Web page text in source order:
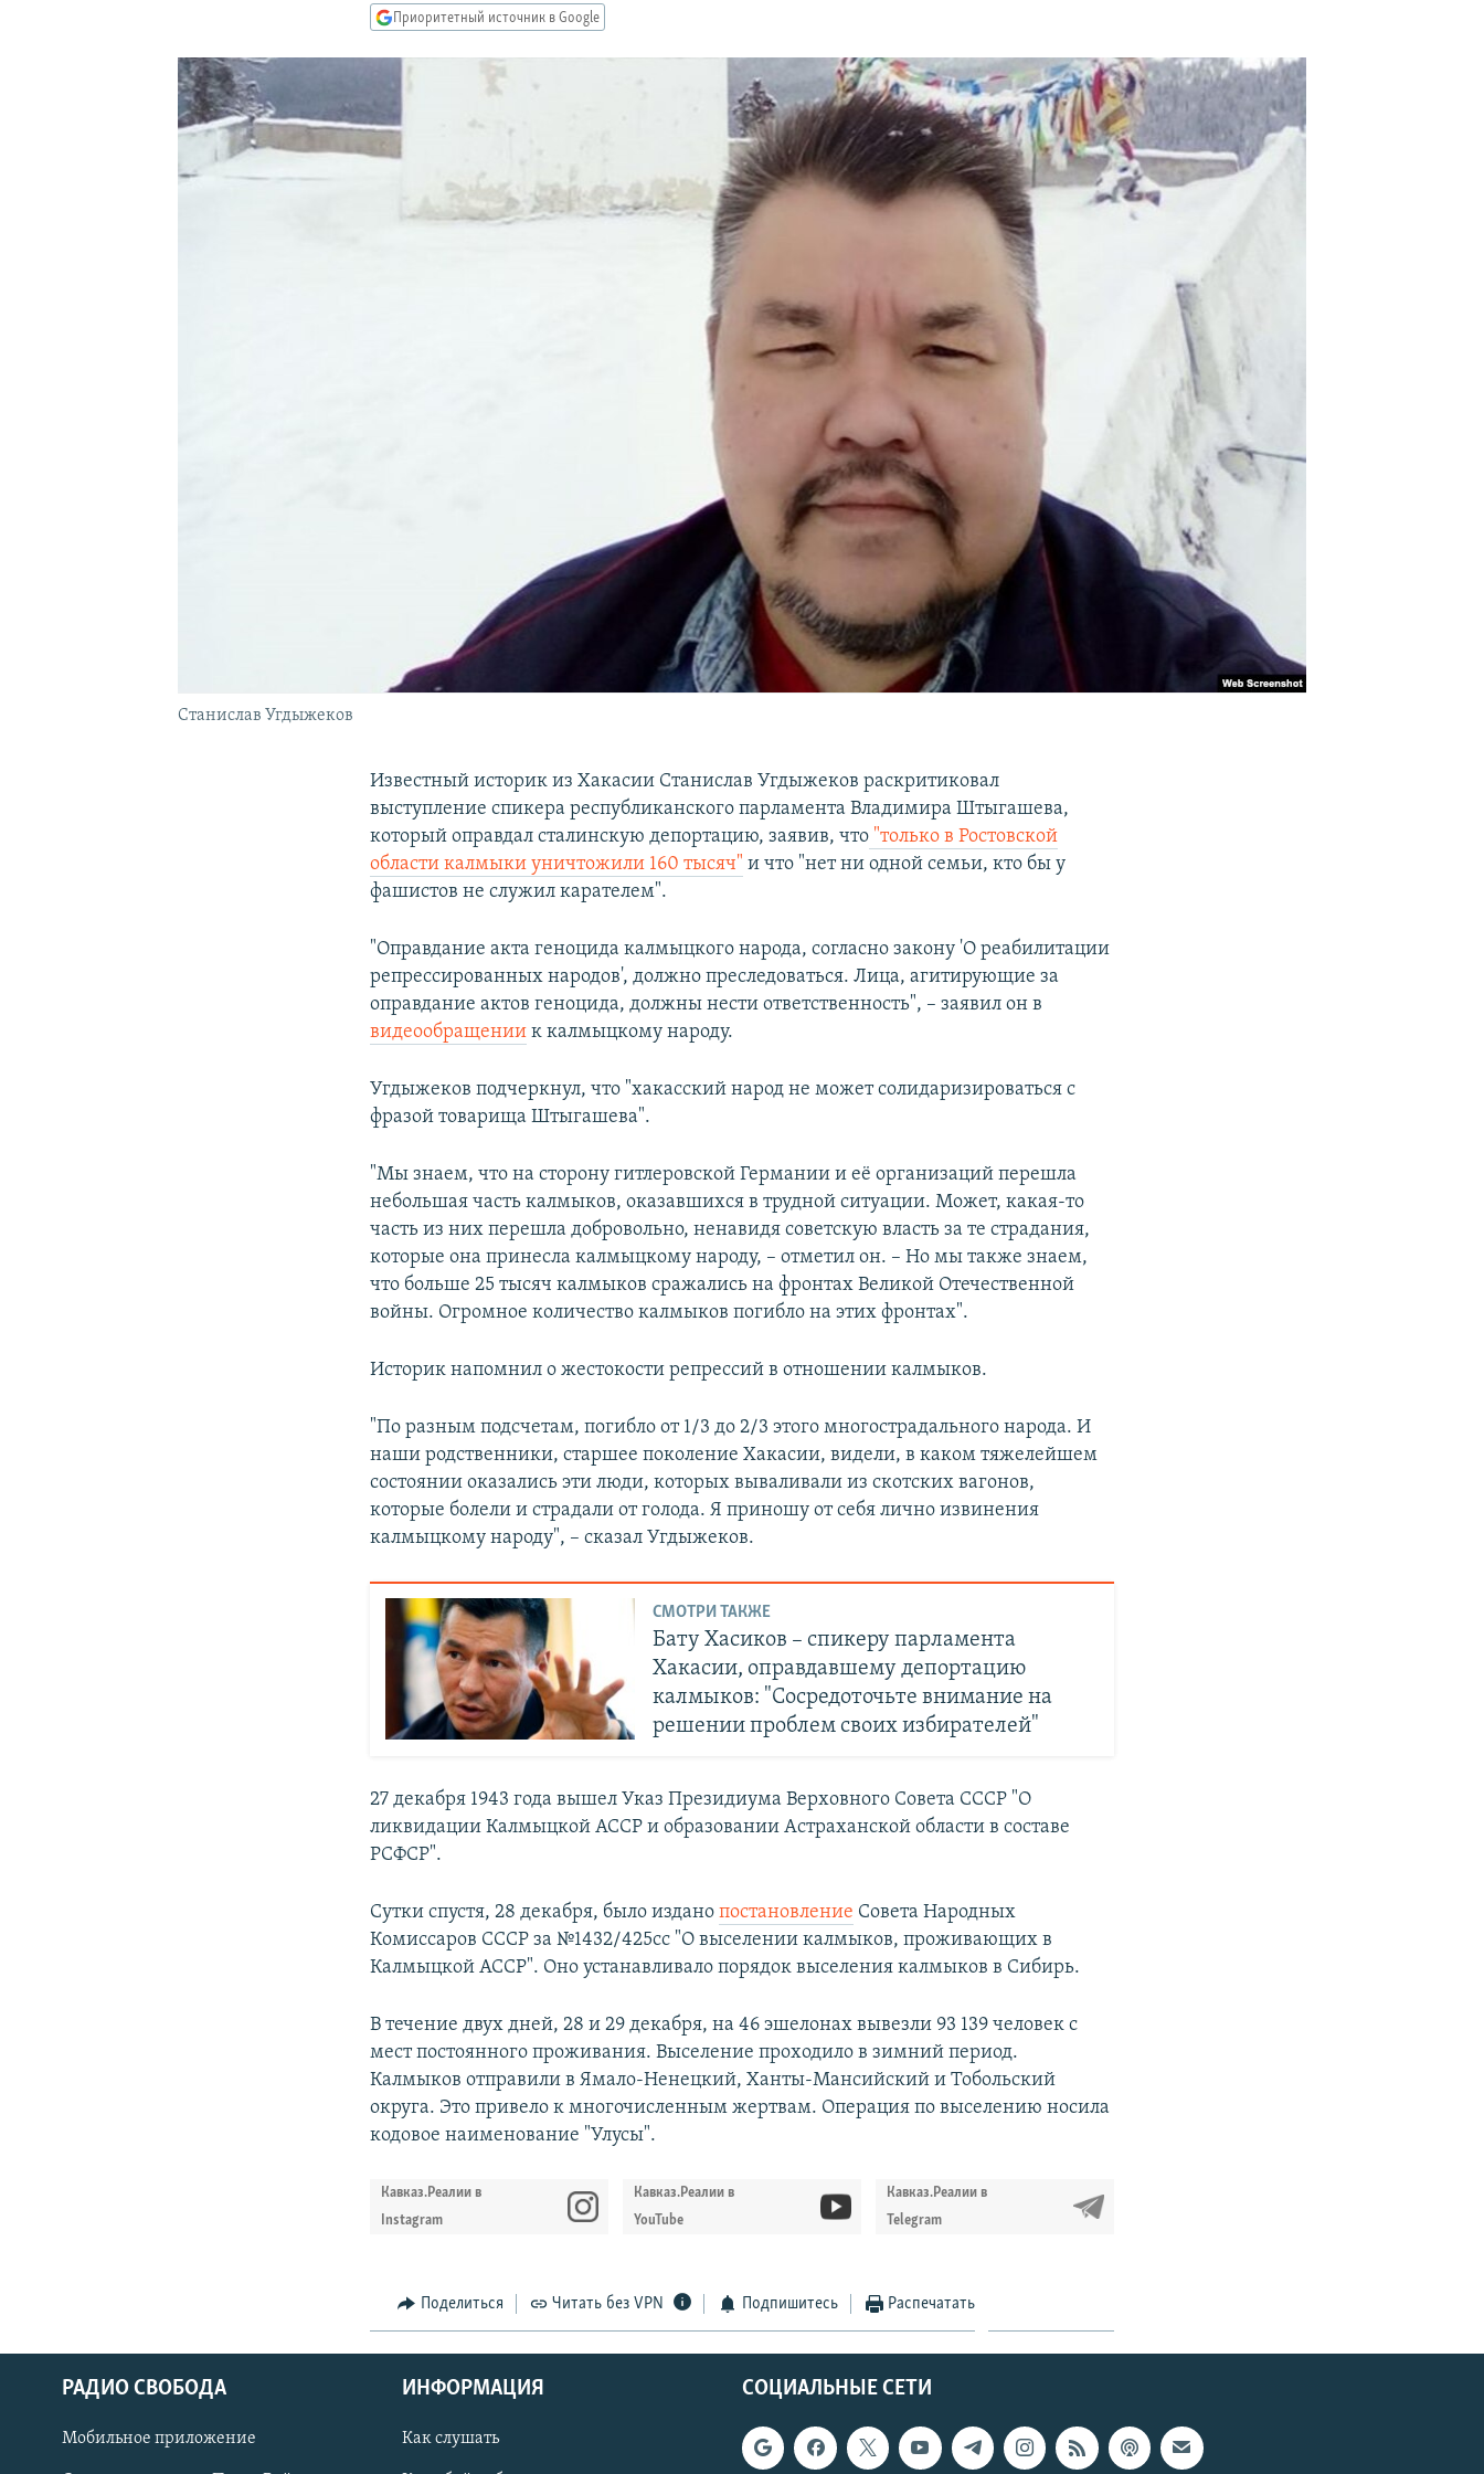
СОЦИАЛЬНЫЕ СЕТИ
Приоритетный источник в Google
Станислав Угдыжеков
Известный историк из Хакасии Станислав Угдыжеков раскритиковал
выступление спикера республиканского парламента Владимира Штыгашева,
который оправдал сталинскую депортацию, заявив, что "только в Ростовской
области калмыки уничтожили 160 тысяч" и что "нет ни одной семьи, кто бы у
фашистов не служил карателем".
"Оправдание акта геноцида калмыцкого народа, согласно закону 'О реабилитации
репрессированных народов', должно преследоваться. Лица, агитирующие за
оправдание актов геноцида, должны нести ответственность", – заявил он в
видеообращении к калмыцкому народу.
Угдыжеков подчеркнул, что "хакасский народ не может солидаризироваться с
фразой товарища Штыгашева".
"Мы знаем, что на сторону гитлеровской Германии и её организаций перешла
небольшая часть калмыков, оказавшихся в трудной ситуации. Может, какая-то
часть из них перешла добровольно, ненавидя советскую власть за те страдания,
которые она принесла калмыцкому народу, – отметил он. – Но мы также знаем,
что больше 25 тысяч калмыков сражались на фронтах Великой Отечественной
войны. Огромное количество калмыков погибло на этих фронтах".
Историк напомнил о жестокости репрессий в отношении калмыков.
"По разным подсчетам, погибло от 1/3 до 2/3 этого многострадального народа. И
наши родственники, старшее поколение Хакасии, видели, в каком тяжелейшем
состоянии оказались эти люди, которых вываливали из скотских вагонов,
которые болели и страдали от голода. Я приношу от себя лично извинения
калмыцкому народу", – сказал Угдыжеков.
СМОТРИ ТАКЖЕ
Бату Хасиков – спикеру парламента
Хакасии, оправдавшему депортацию
калмыков: "Сосредоточьте внимание на
решении проблем своих избирателей"
27 декабря 1943 года вышел Указ Президиума Верховного Совета СССР "О
ликвидации Калмыцкой АССР и образовании Астраханской области в составе
РСФСР".
Сутки спустя, 28 декабря, было изданопостановление Совета Народных
Комиссаров СССР за №1432/425сс "О выселении калмыков, проживающих в
Калмыцкой АССР". Оно устанавливало порядок выселения калмыков в Сибирь.
В течение двух дней, 28 и 29 декабря, на 46 эшелонах вывезли 93 139 человек с
мест постоянного проживания. Выселение проходило в зимний период.
Калмыков отправили в Ямало-Ненецкий, Ханты-Мансийский и Тобольский
округа. Это привело к многочисленным жертвам. Операция по выселению носила
кодовое наименование "Улусы".
Кавказ.Реалии в
Instagram
Кавказ.Реалии в
YouTube
Кавказ.Реалии в
Telegram
Поделиться Читать без VPN Подпишитесь Распечатать
СОЦИАЛЬНЫЕ СЕТИ
РАДИО СВОБОДА
Мобильное приложение
ИНФОРМАЦИЯ
Как слушать